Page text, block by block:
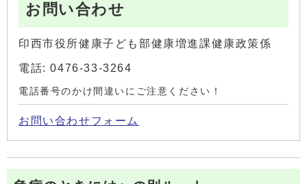
お問い合わせ
印西市役所健康子ども部健康増進課健康政策係
電話: 0476-33-3264
電話番号のかけ間違いにご注意ください！
お問い合わせフォーム